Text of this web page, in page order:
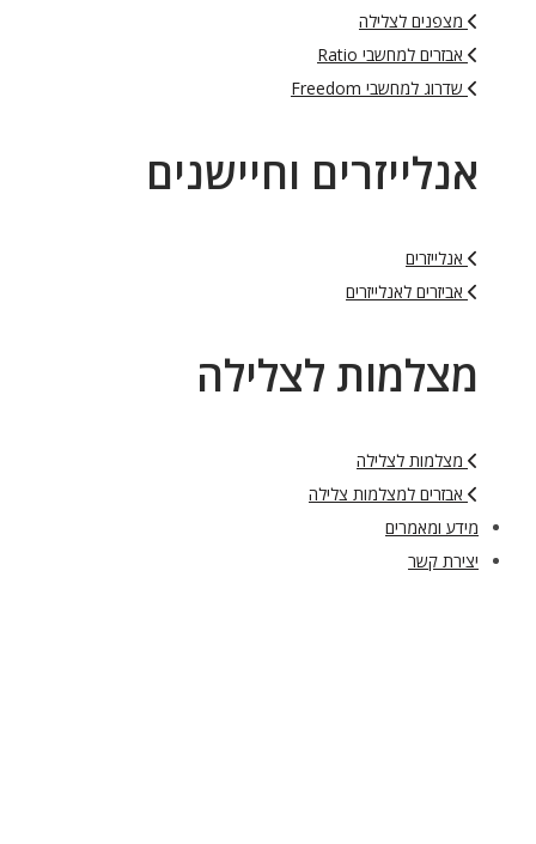
מצפנים לצלילה
אבזרים למחשבי Ratio
שדרוג למחשבי Freedom
וחיישנים
אנלייזרים
אביזרים לאנלייזרים
לצלילה
מצלמות לצלילה
אבזרים למצלמות צלילה
ומאמרים
קשר